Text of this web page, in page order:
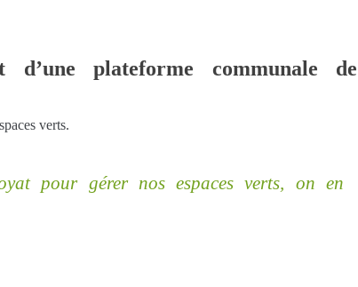
d’une plateforme communale de
verts.
pour gérer nos espaces verts, on en